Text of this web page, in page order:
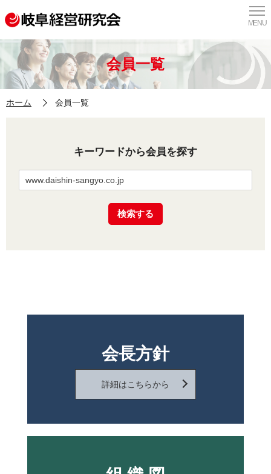
MENU
会員一覧
ホーム 会員一覧
キーワードから会員を探す
検索する
会長方針
詳細はこちらから